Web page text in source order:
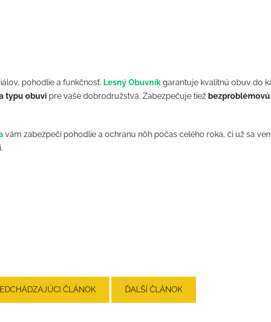
pohodlie a funkčnosť. Lesný Obuvník garantuje kvalitnú obuv do
typu obuvi pre vaše dobrodružstvá. Zabezpečuje tiež
vám zabezpečí pohodlie a ochranu nôh počas celého roka, či už sa
ČLÁNOK ĎALŠÍ ČLÁNOK